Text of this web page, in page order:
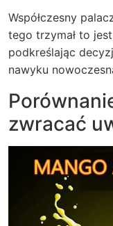
Współczesny
tego trzymał to
podkreślając
nawyku
zwracać